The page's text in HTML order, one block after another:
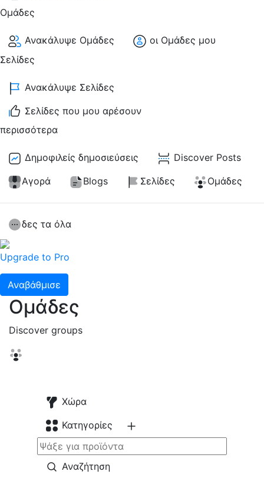
Ομάδες
Ανακάλυψε Ομάδες
οι Ομάδες μου
Σελίδες
Ανακάλυψε Σελίδες
Σελίδες που μου αρέσουν
περισσότερα
Δημοφιλείς δημοσιεύσεις
Discover Posts
Αγορά
Blogs Σελίδες Ομάδες
δες τα όλα
Upgrade to Pro
Αναβάθμισε
Ομάδες
Discover groups
Χώρα
Κατηγορίες
Αναζήτηση